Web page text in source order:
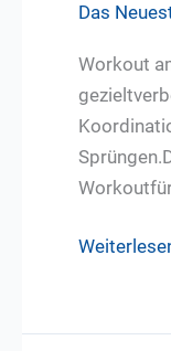
alle
Das
Workout
Neu
09.